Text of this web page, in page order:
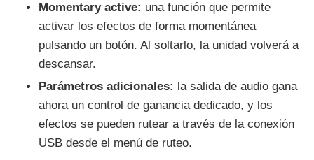
Momentary active: una función que permite
activar los efectos de forma momentánea
pulsando un botón. Al soltarlo, la unidad volverá a
descansar.
Parámetros adicionales: la salida de audio gana
ahora un control de ganancia dedicado, y los
efectos se pueden rutear a través de la conexión
USB desde el menú de ruteo.